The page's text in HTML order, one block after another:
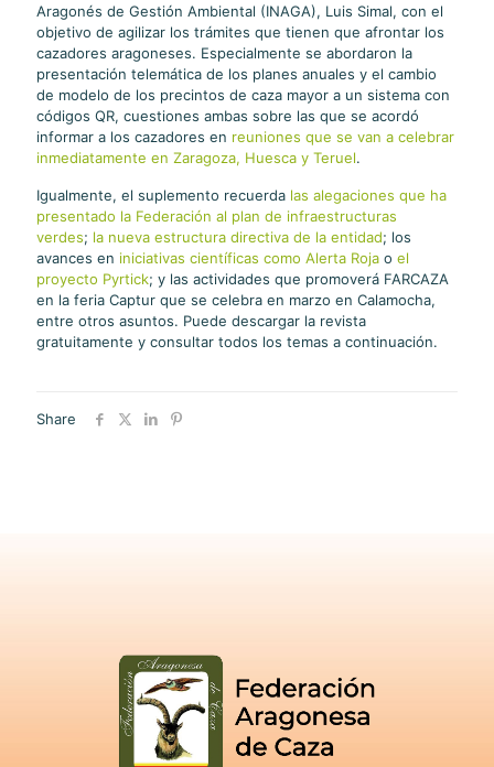
Aragonés de Gestión Ambiental (INAGA), Luis Simal, con el
objetivo de agilizar los trámites que tienen que afrontar los
cazadores aragoneses. Especialmente se abordaron la
presentación telemática de los planes anuales y el cambio
de modelo de los precintos de caza mayor a un sistema con
códigos QR, cuestiones ambas sobre las que se acordó
informar a los cazadores en reuniones que se van a celebrar
inmediatamente en Zaragoza, Huesca y Teruel.
Igualmente, el suplemento recuerda las alegaciones que ha
presentado la Federación al plan de infraestructuras
verdes; la nueva estructura directiva de la entidad; los
avances en iniciativas científicas como Alerta Roja o el
proyecto Pyrtick; y las actividades que promoverá FARCAZA
en la feria Captur que se celebra en marzo en Calamocha,
entre otros asuntos. Puede descargar la revista
gratuitamente y consultar todos los temas a continuación.
Share